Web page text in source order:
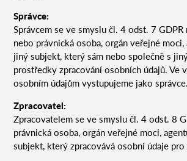
Správce:
Správcem se ve smyslu čl. 4 odst. 7
nebo právnická osoba, orgán veřejné moci,
jiný subjekt, který sám nebo společně s
prostředky zpracování osobních údajů. Ve
osobním údajům vystupujeme jako správce.
Zpracovatel:
Zpracovatelem se ve smyslu čl. 4 odst. 8
právnická osoba, orgán veřejné moci,
subjekt, který zpracovává osobní údaje pro